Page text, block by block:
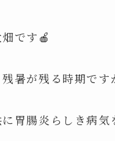
です🍎
暑が残る時期で
胃腸炎らしき病